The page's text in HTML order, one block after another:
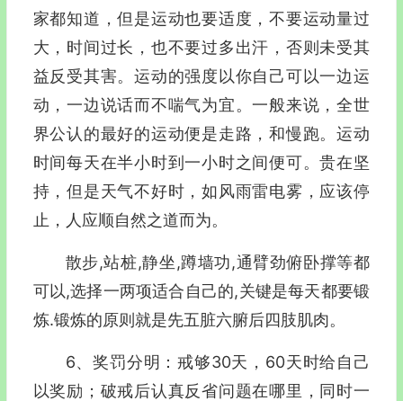
家都知道，但是运动也要适度，不要运动量过
大，时间过长，也不要过多出汗，否则未受其
益反受其害。运动的强度以你自己可以一边运
动，一边说话而不喘气为宜。一般来说，全世
界公认的最好的运动便是走路，和慢跑。运动
时间每天在半小时到一小时之间便可。贵在坚
持，但是天气不好时，如风雨雷电雾，应该停
止，人应顺自然之道而为。
散步,站桩,静坐,蹲墙功,通臂劲俯卧撑等都
可以,选择一两项适合自己的,关键是每天都要锻
炼.锻炼的原则就是先五脏六腑后四肢肌肉。
6、奖罚分明：戒够30天，60天时给自己
以奖励；破戒后认真反省问题在哪里，同时一